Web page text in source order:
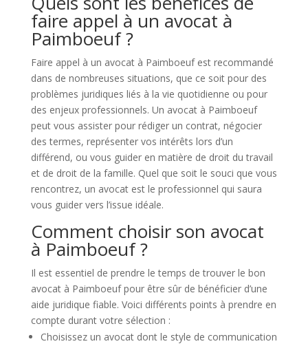
faire appel à un avocat à
Paimboeuf ?
Faire appel à un avocat à Paimboeuf est recommandé
dans de nombreuses situations, que ce soit pour des
problèmes juridiques liés à la vie quotidienne ou pour
des enjeux professionnels. Un avocat à Paimboeuf
peut vous assister pour rédiger un contrat, négocier
des termes, représenter vos intérêts lors d’un
différend, ou vous guider en matière de droit du travail
et de droit de la famille. Quel que soit le souci que vous
rencontrez, un avocat est le professionnel qui saura
vous guider vers l’issue idéale.
Comment choisir son avocat
à Paimboeuf ?
Il est essentiel de prendre le temps de trouver le bon
avocat à Paimboeuf pour être sûr de bénéficier d’une
aide juridique fiable. Voici différents points à prendre en
compte durant votre sélection :
Choisissez un avocat dont le style de communication